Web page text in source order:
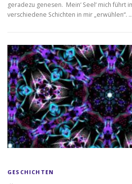
geradezu genesen. Mein‘ Seel‘ mich führt
verschiedene Schichten in mir „erwühlen“. …
GESCHICHTEN